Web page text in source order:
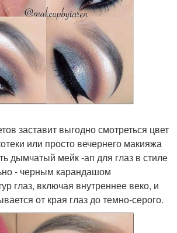
заставит выгодно смотреться цвет
или просто вечернего макияжа
дымчатый мейк -ап для глаз в стиле
- черным карандашом
глаз, включая внутреннее веко, и
от края глаз до темно-серого.